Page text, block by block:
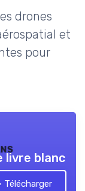
drones
et
pour
livre blanc
Télécharger